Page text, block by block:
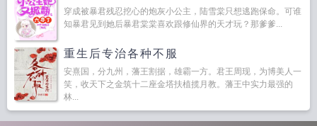
穿成被暴君残忍挖心的炮灰小公主，陆雪棠只想逃跑保命。可谁
知暴君见到她后暴君棠棠喜欢跟修仙界的天才玩？那爹爹...
重生后专治各种不服
安熹国，分九州，藩王割据，雄霸一方。君王周现，为博美人一
笑，收天下之金筑十二座金塔扶植揽月教。藩王中实力最强的
林...